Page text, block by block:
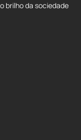
brilho da sociedade